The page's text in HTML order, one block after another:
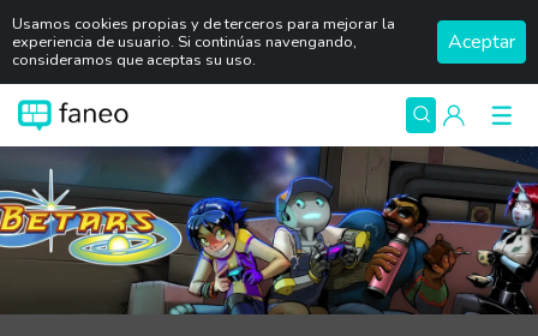
Usamos cookies propias y de terceros para mejorar la
experiencia de usuario. Si continúas navengando,
consideramos que aceptas su uso.
Aceptar